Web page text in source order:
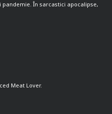
În sarcastici apocalipse,
Meat Lover.